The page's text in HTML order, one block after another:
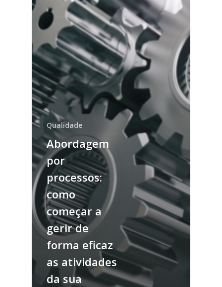
Qualidade
Abordagem
por
processos:
como
começar a
gerir de
forma eficaz
as atividades
da sua